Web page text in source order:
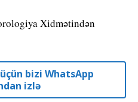
Xidmətindən
bizi WhatsApp
izlə